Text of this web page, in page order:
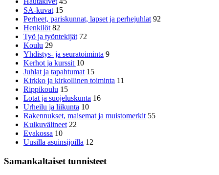
SA-kuvat 15
Perheet, pariskunnat, lapset ja perhejuhlat 92
Henkilöt82
Työ ja työntekijät 72
Koulu 29
Yhdistys- ja seuratoiminta 9
Kerhot ja kurssit 10
Juhlat ja tapahtumat 15
Kirkko ja kirkollinen toiminta 11
Rippikoulu 15
Lotat ja suojeluskunta 16
Urheilu ja liikunta 10
Rakennukset, maisemat ja muistomerkit 55
Kulkuvälineet 22
Evakossa 10
Uusilla asuinsijoilla 12
Samankaltaiset tunnisteet